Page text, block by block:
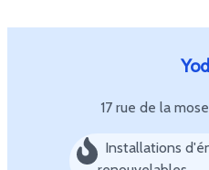
17 rue de la
Installations